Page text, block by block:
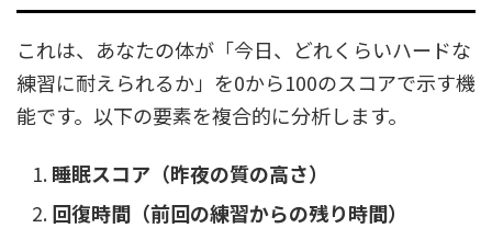
これは、あなたの体が「今日、どれくらいハードな
練習に耐えられるか」を0から100のスコアで示す機
能です。以下の要素を複合的に分析します。
睡眠スコア（昨夜の質の高さ）
回復時間（前回の練習からの残り時間）